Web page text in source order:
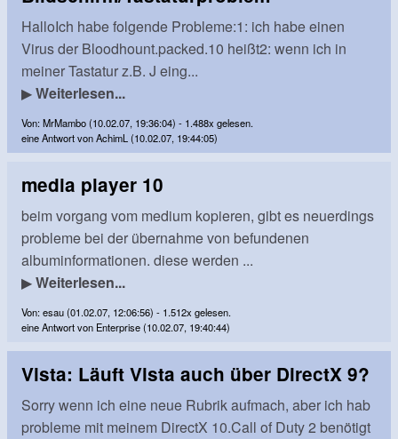
HalloIch habe folgende Probleme:1: ich habe einen
Virus der Bloodhount.packed.10 heißt2: wenn ich in
meiner Tastatur z.B. J eing...
▶Weiterlesen...
Von: MrMambo (10.02.07, 19:36:04) - 1.488x gelesen.
eine Antwort von AchimL (10.02.07, 19:44:05)
media player 10
beim vorgang vom medium kopieren, gibt es neuerdings
probleme bei der übernahme von befundenen
albuminformationen. diese werden ...
▶Weiterlesen...
Von: esau (01.02.07, 12:06:56) - 1.512x gelesen.
eine Antwort von Enterprise (10.02.07, 19:40:44)
Vista: Läuft Vista auch über DirectX 9?
Sorry wenn ich eine neue Rubrik aufmach, aber ich hab
probleme mit meinem DirectX 10.Call of Duty 2 benötigt